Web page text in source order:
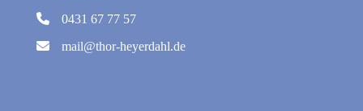
0431 67 77 57
mail@thor-heyerdahl.de